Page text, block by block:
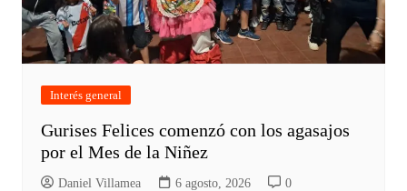
Interés general
Gurises Felices comenzó con los agasajos
por el Mes de la Niñez
Daniel Villamea 6 agosto, 2026 0